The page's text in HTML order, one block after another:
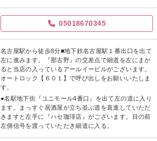
05018670345
名古屋駅から徒歩8分■地下鉄名古屋駅１番出口を出て
左に進みます。『那古野』の交差点で細道を左にまが
ると当店の入っているアールイービルがございます。
オートロック【６０１】で呼び出しをお願いいたしま
す。
●名駅地下街『ユニモール4番口』を出て左の道に入り
ます。まっすぐ居酒屋が立ち並ぶ道を直進していただ
きますと左手に『ハセ珈琲店』がございます。目の前
左側信号を渡っていただき細道に入る。